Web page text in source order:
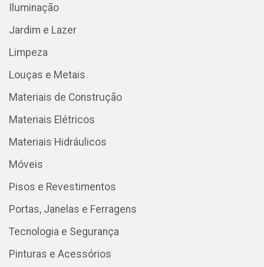
Iluminação
Jardim e Lazer
Limpeza
Louças e Metais
Materiais de Construção
Materiais Elétricos
Materiais Hidráulicos
Móveis
Pisos e Revestimentos
Portas, Janelas e Ferragens
Tecnologia e Segurança
Pinturas e Acessórios